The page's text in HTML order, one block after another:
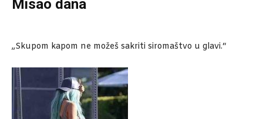
Misao dana
„Skupom kapom ne možeš sakriti siromaštvo u glavi.“